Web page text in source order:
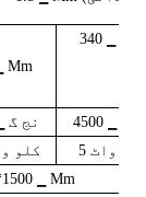
▁ Mm
340
▁ نج گ 4500
کلو 5 کلو واٹ
▁ Mm